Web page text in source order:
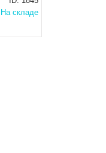
складе